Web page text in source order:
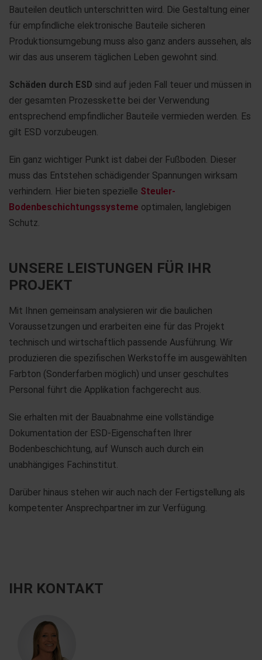
IHR KONTAKT
Bauteilen deutlich unterschritten wird. Die Gestaltung einer
für empfindliche elektronische Bauteile sicheren
Produktionsumgebung muss also ganz anders aussehen, als
wir das aus unserem täglichen Leben gewohnt sind.
Schäden durch ESD sind auf jeden Fall teuer und müssen in
der gesamten Prozesskette bei der Verwendung
entsprechend empfindlicher Bauteile vermieden werden. Es
gilt ESD vorzubeugen.
Ein ganz wichtiger Punkt ist dabei der Fußboden. Dieser
muss das Entstehen schädigender Spannungen wirksam
verhindern. Hier bieten spezielle Steuler-
Bodenbeschichtungssysteme optimalen, langlebigen
Schutz.
UNSERE LEISTUNGEN FÜR IHR
PROJEKT
Mit Ihnen gemeinsam analysieren wir die baulichen
Voraussetzungen und erarbeiten eine für das Projekt
technisch und wirtschaftlich passende Ausführung. Wir
produzieren die spezifischen Werkstoffe im ausgewählten
Farbton (Sonderfarben möglich) und unser geschultes
Personal führt die Applikation fachgerecht aus.
Sie erhalten mit der Bauabnahme eine vollständige
Dokumentation der ESD-Eigenschaften Ihrer
Bodenbeschichtung, auf Wunsch auch durch ein
unabhängiges Fachinstitut.
Darüber hinaus stehen wir auch nach der Fertigstellung als
kompetenter Ansprechpartner im zur Verfügung.